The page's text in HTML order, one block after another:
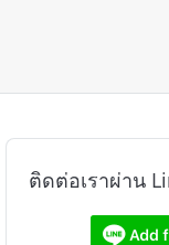
ติดต่อเราผ่าน